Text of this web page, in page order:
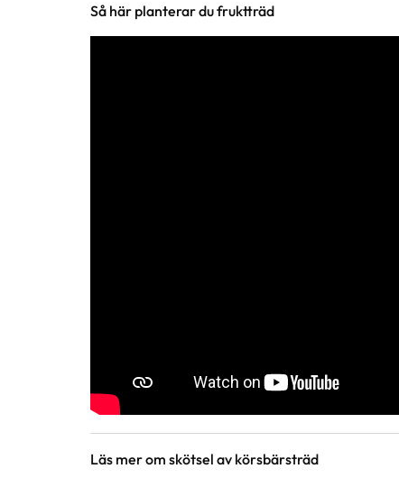
Så här planterar du fruktträd
Läs mer om skötsel av körsbärsträd